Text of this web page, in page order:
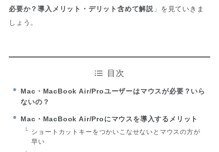
必要か？導入メリット・デリット含めて解説 」を見ていきま
しょう。
目次
Mac・MacBook Air/Proユーザーはマウスが必要？いら
ないの？
Mac・MacBook Air/Proにマウスを導入するメリット
ショートカットキーをつかいこなせないとマウスの方が
早い